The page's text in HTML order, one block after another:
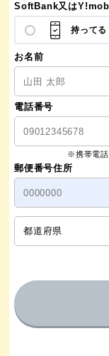
SoftBank又は
持ってる
お名前
電話番号
※携帯電話
郵便番号住所